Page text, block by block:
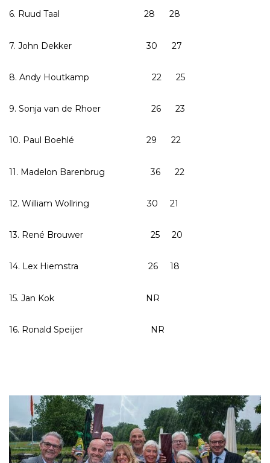
6. Ruud Taal 28 28
7. John Dekker 30 27
8. Andy Houtkamp 22 25
9. Sonja van de Rhoer 26 23
10. Paul Boehlé 29 22
11. Madelon Barenbrug 36 22
12. William Wollring 30 21
13. René Brouwer 25 20
14. Lex Hiemstra 26 18
15. Jan Kok NR
16. Ronald Speĳer NR